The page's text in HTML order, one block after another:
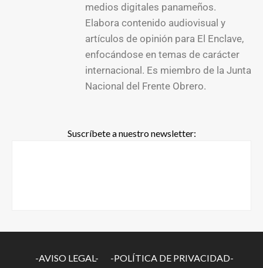
medios digitales panameños.
Elabora contenido audiovisual y
artículos de opinión para El Enclave,
enfocándose en temas de carácter
internacional. Es miembro de la Junta
Nacional del Frente Obrero.
Suscríbete a nuestro newsletter:
-AVISO LEGAL- -POLÍTICA DE PRIVACIDAD-